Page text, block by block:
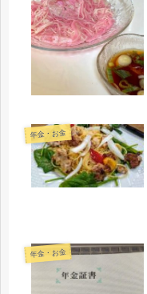
年金・お金
年金・お金